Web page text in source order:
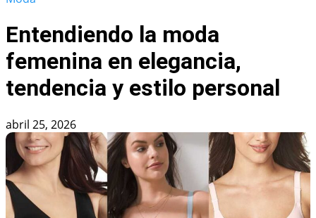
Entendiendo la moda
femenina en elegancia,
tendencia y estilo personal
abril 25, 2026